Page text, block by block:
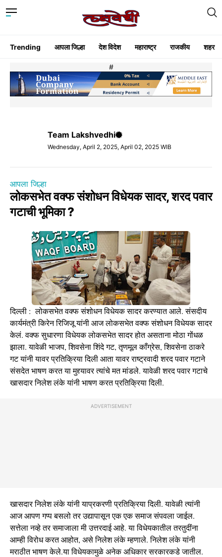
Trending आपला जिल्हा देश विदेश महाराष्ट्र राजकीय शहर
#
Team Lakshvedhi
Wednesday, April 2, 2025, April 02, 2025 WIB
आपला जिल्हा
लोकसभेत वक्फ संशोधन विधेयक सादर, शरद पवार
गटाची भूमिका ?
दिल्ली : लोकसभेत वक्फ संशोधन विधेयक सादर करण्यात आले. संसदीय
कार्यमंत्री किरेन रिजिजू यांनी आज लोकसभेत वक्फ संशोधन विधेयक सादर
केलं. वक्फ सुधारणा विधेयक लोकसभेत सादर होत असताना मोठा गोंधळ
झाला. यावेळी भाजप, शिवसेना शिंदे गट, तृणमूल काँग्रेस, शिवसेना ठाकरे
गट यांनी यावर प्रतिक्रिया दिली आता यावर राष्ट्रवादी शरद पवार गटाने
संसदेत भाषण करत या मुद्द्यावर त्यांचे मत मांडले. यावेळी शरद पवार गटाचे
खासदार निलेश लंके यांनी भाषण करत प्रतिक्रिया दिली.
ADVERTISEMENT
खासदार निलेश लंके यांनी याप्रकरणी प्रतिक्रिया दिली. यावेळी त्यांनी
आज आपण गप्प बसलो तर उद्यापासून एक एक समाज संपवला जाईल.
सत्तेला नव्हे तर समाजाला मी उत्तरदाई आहे. या विधेयकातील तरतुदींना
आम्ही विरोध करत आहोत, असे निलेश लंके म्हणाले. निलेश लंके यांनी
मराठीत भाषण केले.या विधेयकामुळे अनेक अधिकार सरकारकडे जातील.